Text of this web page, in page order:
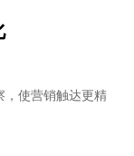
使营销触达更精